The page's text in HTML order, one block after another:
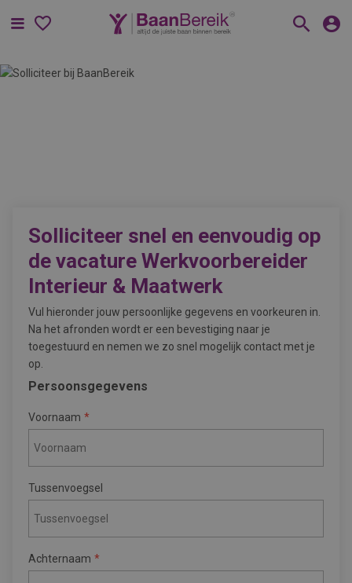
Menu
Solliciteer snel en eenvoudig op
de vacature Werkvoorbereider
Interieur & Maatwerk
Vul hieronder jouw persoonlijke gegevens en voorkeuren in.
Na het afronden wordt er een bevestiging naar je
toegestuurd en nemen we zo snel mogelijk contact met je
op.
Persoonsgegevens
Voornaam
Tussenvoegsel
Achternaam